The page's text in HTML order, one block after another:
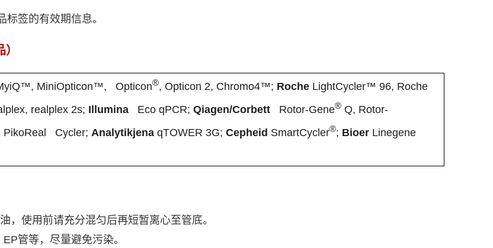
签的有效期信息。
）
MiniOpticon™, Opticon®, Opticon 2, Chromo4™; Roche LightCycler™ 96, Roche
realplex 2s; Illumina Eco qPCR; Qiagen/Corbett Rotor-Gene® Q, Rotor-
PikoReal Cycler; Analytikjena qTOWER 3G; Cepheid SmartCycler®; Bioer Linegene
，使用前请充分混匀后再短暂离心至管底。
EP管等，尽量避免污染。